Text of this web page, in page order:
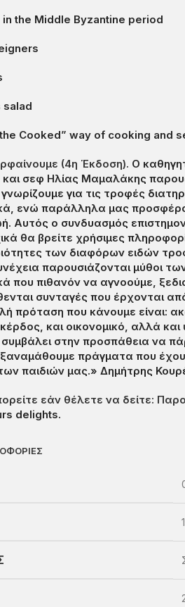
the Middle Byzantine period
salad
Cooked” way of cooking and
(4η Έκδοση). Ο
σεφ Ηλίας Μαμαλάκης
για τις τροφές
ενώ παράλληλα μας
Αυτός ο συνδυασμός
θα βρείτε χρήσιμες
των διαφόρων ειδών
παρουσιάζονται μύθοι
που πιθανόν να αγνοούμε,
συνταγές που έρχονται
πρόταση που κάνουμε είναι:
και οικονομικό, αλλά
στην προσπάθεια να
πράγματα που
παιδιών μας.» Δημήτρης
εάν θέλετε να δείτε:
delights.